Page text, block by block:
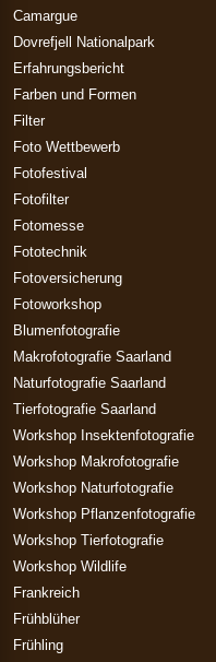
Camargue
Dovrefjell Nationalpark
Erfahrungsbericht
Farben und Formen
Filter
Foto Wettbewerb
Fotofestival
Fotofilter
Fotomesse
Fototechnik
Fotoversicherung
Fotoworkshop
Blumenfotografie
Makrofotografie Saarland
Naturfotografie Saarland
Tierfotografie Saarland
Workshop Insektenfotografie
Workshop Makrofotografie
Workshop Naturfotografie
Workshop Pflanzenfotografie
Workshop Tierfotografie
Workshop Wildlife
Frankreich
Frühblüher
Frühling